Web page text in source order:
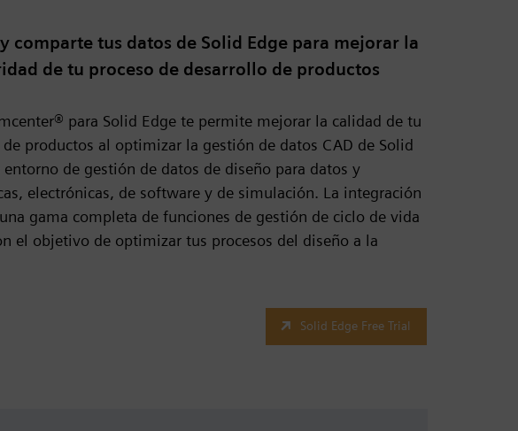
comparte tus datos de Solid Edge para mejorar la
de tu proceso de desarrollo de productos
para Solid Edge te permite mejorar la calidad de tu
productos al optimizar la gestión de datos CAD de Solid
de gestión de datos de diseño para datos y
electrónicas, de software y de simulación. La integración
gama completa de funciones de gestión de ciclo de vida
el objetivo de optimizar tus procesos del diseño a la
Solid Edge Free Trial